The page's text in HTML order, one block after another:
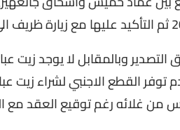
التصدير وبالمقابل لا يوجد زيت
توفر القطع الاجنبي لشراء
من غلائه رغم توقيع العقد مع